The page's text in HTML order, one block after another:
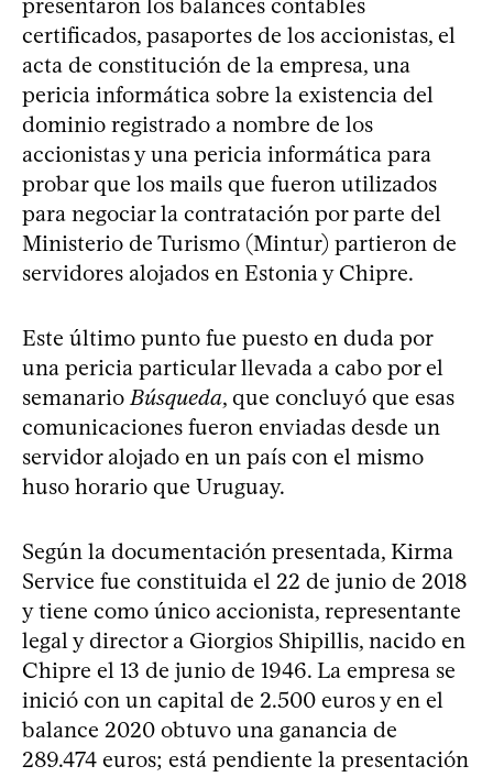
certificados, pasaportes de los accionistas, el
acta de constitución de la empresa, una
pericia informática sobre la existencia del
dominio registrado a nombre de los
accionistas y una pericia informática para
probar que los mails que fueron utilizados
para negociar la contratación por parte del
Ministerio de Turismo (Mintur) partieron de
servidores alojados en Estonia y Chipre.
Este último punto fue puesto en duda por
una pericia particular llevada a cabo por el
semanario Búsqueda, que concluyó que esas
comunicaciones fueron enviadas desde un
servidor alojado en un país con el mismo
huso horario que Uruguay.
Según la documentación presentada, Kirma
Service fue constituida el 22 de junio de 2018
y tiene como único accionista, representante
legal y director a Giorgios Shipillis, nacido en
Chipre el 13 de junio de 1946. La empresa se
inició con un capital de 2.500 euros y en el
balance 2020 obtuvo una ganancia de
289.474 euros; está pendiente la presentación